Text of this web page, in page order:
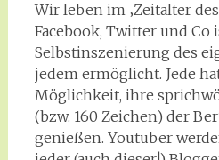
Wir leben im ‚Zeitalter
Facebook, Twitter und Co
Selbstinszenierung des
jedem ermöglicht. Jede
Möglichkeit, ihre
(bzw. 160 Zeichen) der
genießen. Youtuber